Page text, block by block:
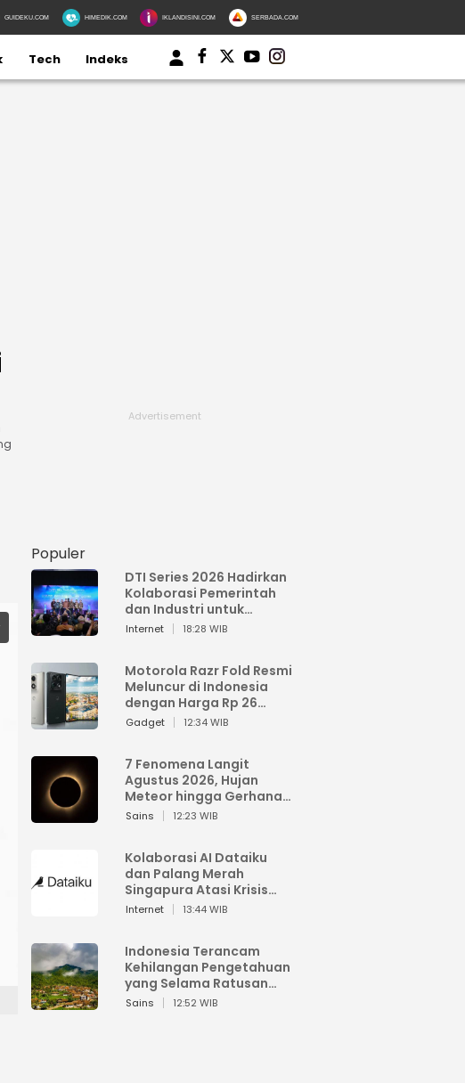
GUIDEKU.COM HIMEDIK.COM IKLANDISINI.COM SERBADA.COM
Tech Indeks
Populer
DTI Series 2026 Hadirkan
Kolaborasi Pemerintah
dan Industri untuk
Percepatan
Internet 18:28 WIB
Motorola Razr Fold Resmi
Meluncur di Indonesia
dengan Harga Rp 26
Jutaan
Gadget 12:34 WIB
7 Fenomena Langit
Agustus 2026, Hujan
Meteor hingga Gerhana
Matahari
Sains 12:23 WIB
Kolaborasi AI Dataiku
dan Palang Merah
Singapura Atasi Krisis
Bencana
Internet 13:44 WIB
Indonesia Terancam
Kehilangan Pengetahuan
yang Selama Ratusan
Tahun Menjaga Alam
Sains 12:52 WIB